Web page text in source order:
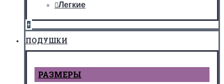
Легкие
+
ПОДУШКИ
РАЗМЕРЫ